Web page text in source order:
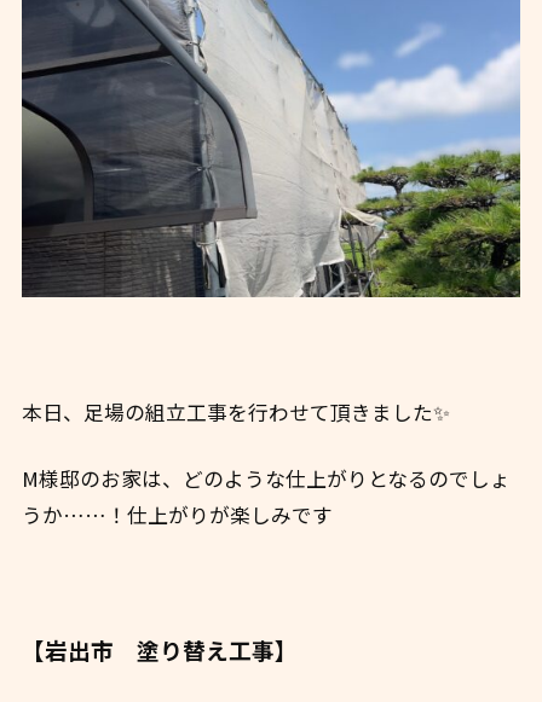
本日、足場の組立工事を行わせて頂きました✨
M様邸のお家は、どのような仕上がりとなるのでしょ
うか……！仕上がりが楽しみです
【岩出市 塗り替え工事】